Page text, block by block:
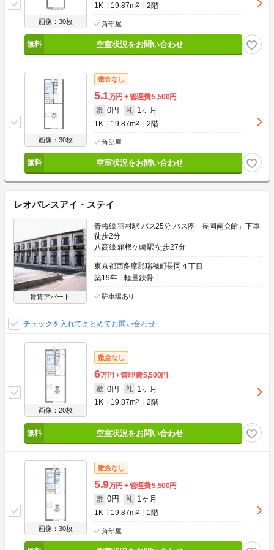
画像：30枚
1K 19.87m2 2階
角部屋
空室状況をお問い合わせ
画像：30枚
敷金なし
5.1万円 管理費5,500円
敷 0円 礼 1ヶ月
1K 19.87m2 2階
角部屋
空室状況をお問い合わせ
レオパレスアイ・ステイ
賃貸アパート
青梅線 羽村駅 バス25分 バス停「長岡南会館」下車
徒歩2分
八高線 箱根ケ崎駅 徒歩27分
東京都西多摩郡瑞穂町長岡４丁目
築19年
軽量鉄骨 -
駐車場あり
チェックを入れてまとめてお問い合わせ
画像：20枚
敷金なし
6万円 管理費5,500円
敷 0円 礼 1ヶ月
1K 19.87m2 2階
空室状況をお問い合わせ
画像：30枚
敷金なし
5.9万円 管理費5,500円
敷 0円 礼 1ヶ月
1K 19.87m2 1階
角部屋